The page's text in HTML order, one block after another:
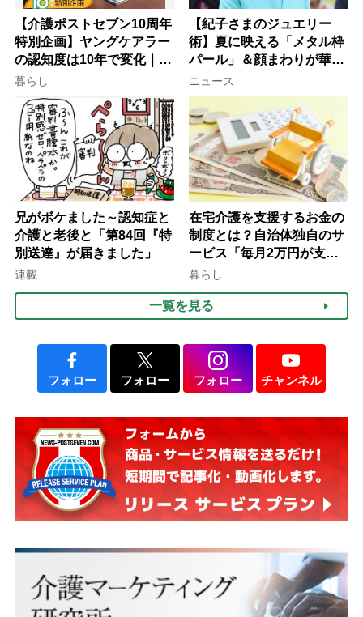
【介護ポストセブン10周年
特別企画】ヤングケアラー
の認知度は10年で変化｜流
行語大賞にノミネート、法
律にも明記されたが果たし
て現在は？
暮らし
【紀子さまのジュエリー
術】夏に映える「メタル枠
パール」＆顔まわりが華や
ぐ「揺れる一粒」の使い分
け方
ニュース
兄がボケました～認知症と
介護と老後と「第84回『特
別送達』が届きました」
連載
在宅介護を支援するお金の
制度とは？自治体独自のサ
ービス「毎月2万円が支給
される」ケースも【FP解
暮らし
一覧を見る
フォロー フォロー フォロー チャンネル